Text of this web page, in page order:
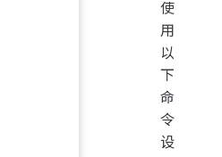
使
用
以
下
命
令
设